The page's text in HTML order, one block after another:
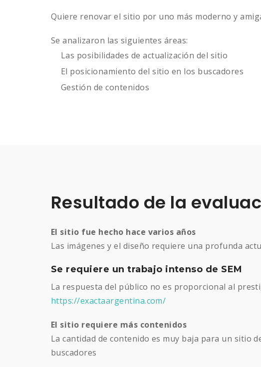
Quiere renovar el sitio por uno más moderno y
Se analizaron las siguientes áreas:
Las posibilidades de actualización del sitio
El posicionamiento del sitio en los buscadores
Gestión de contenidos
Resultado de la
El sitio fue hecho hace varios años
Las imágenes y el diseño requiere una profunda
Se requiere un trabajo intenso de SEM
La respuesta del público no es proporcional al
https://exactaargentina.com/
El sitio requiere más contenidos
La cantidad de contenido es muy baja para un sitio
buscadores